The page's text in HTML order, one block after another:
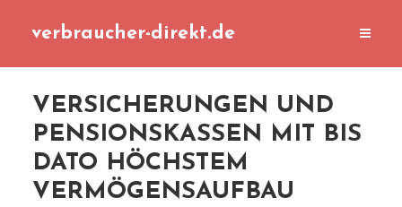
verbraucher-direkt.de
VERSICHERUNGEN UND
PENSIONSKASSEN MIT BIS
DATO HÖCHSTEM
VERMÖGENSAUFBAU